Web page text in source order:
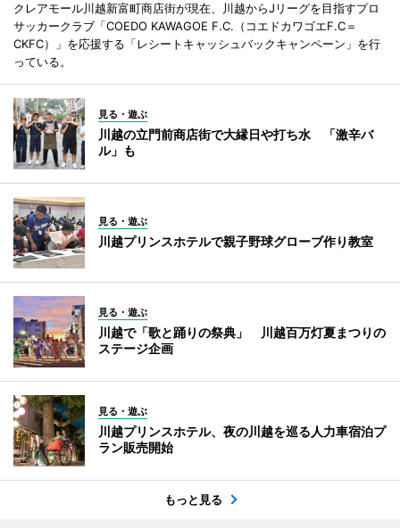
クレアモール川越新富町商店街が現在、川越からJリーグを目指すプロ
サッカークラブ「COEDO KAWAGOE F.C.（コエドカワゴエF.C＝
CKFC）」を応援する「レシートキャッシュバックキャンペーン」を行
っている。
見る・遊ぶ
川越の立門前商店街で大縁日や打ち水 「激辛バ
ル」も
見る・遊ぶ
川越プリンスホテルで親子野球グローブ作り教室
見る・遊ぶ
川越で「歌と踊りの祭典」 川越百万灯夏まつりの
ステージ企画
見る・遊ぶ
川越プリンスホテル、夜の川越を巡る人力車宿泊プ
ラン販売開始
もっと見る